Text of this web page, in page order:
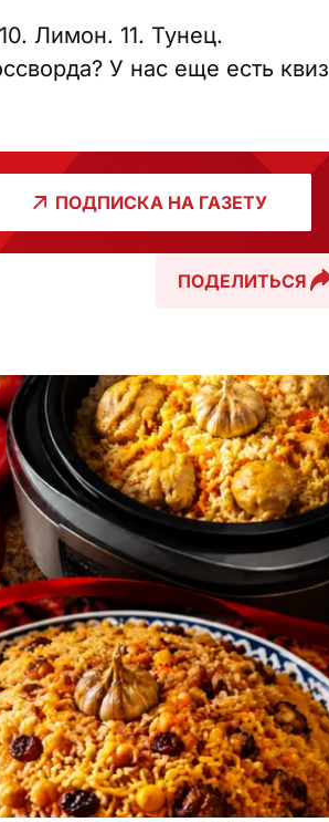
Лимон. 11. Тунец.
У нас еще есть квиз
ПОДПИСКА НА ГАЗЕТУ
ПОДЕЛИТЬСЯ